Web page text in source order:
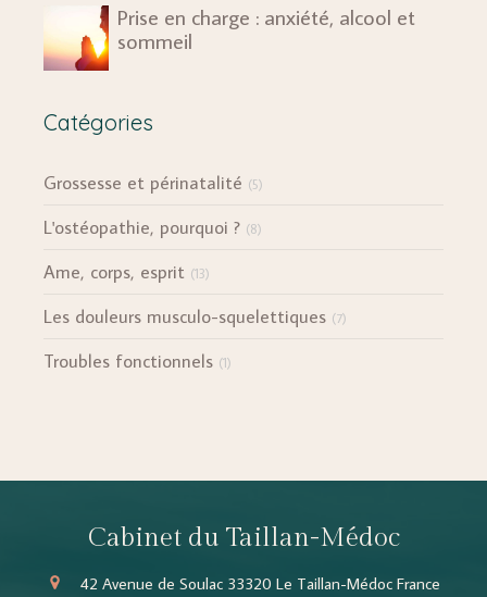
Prise en charge : anxiété, alcool et
sommeil
Catégories
Grossesse et périnatalité (5)
L'ostéopathie, pourquoi ? (8)
Ame, corps, esprit (13)
Les douleurs musculo-squelettiques (7)
Troubles fonctionnels (1)
Cabinet du Taillan-Médoc
42 Avenue de Soulac 33320 Le Taillan-Médoc France